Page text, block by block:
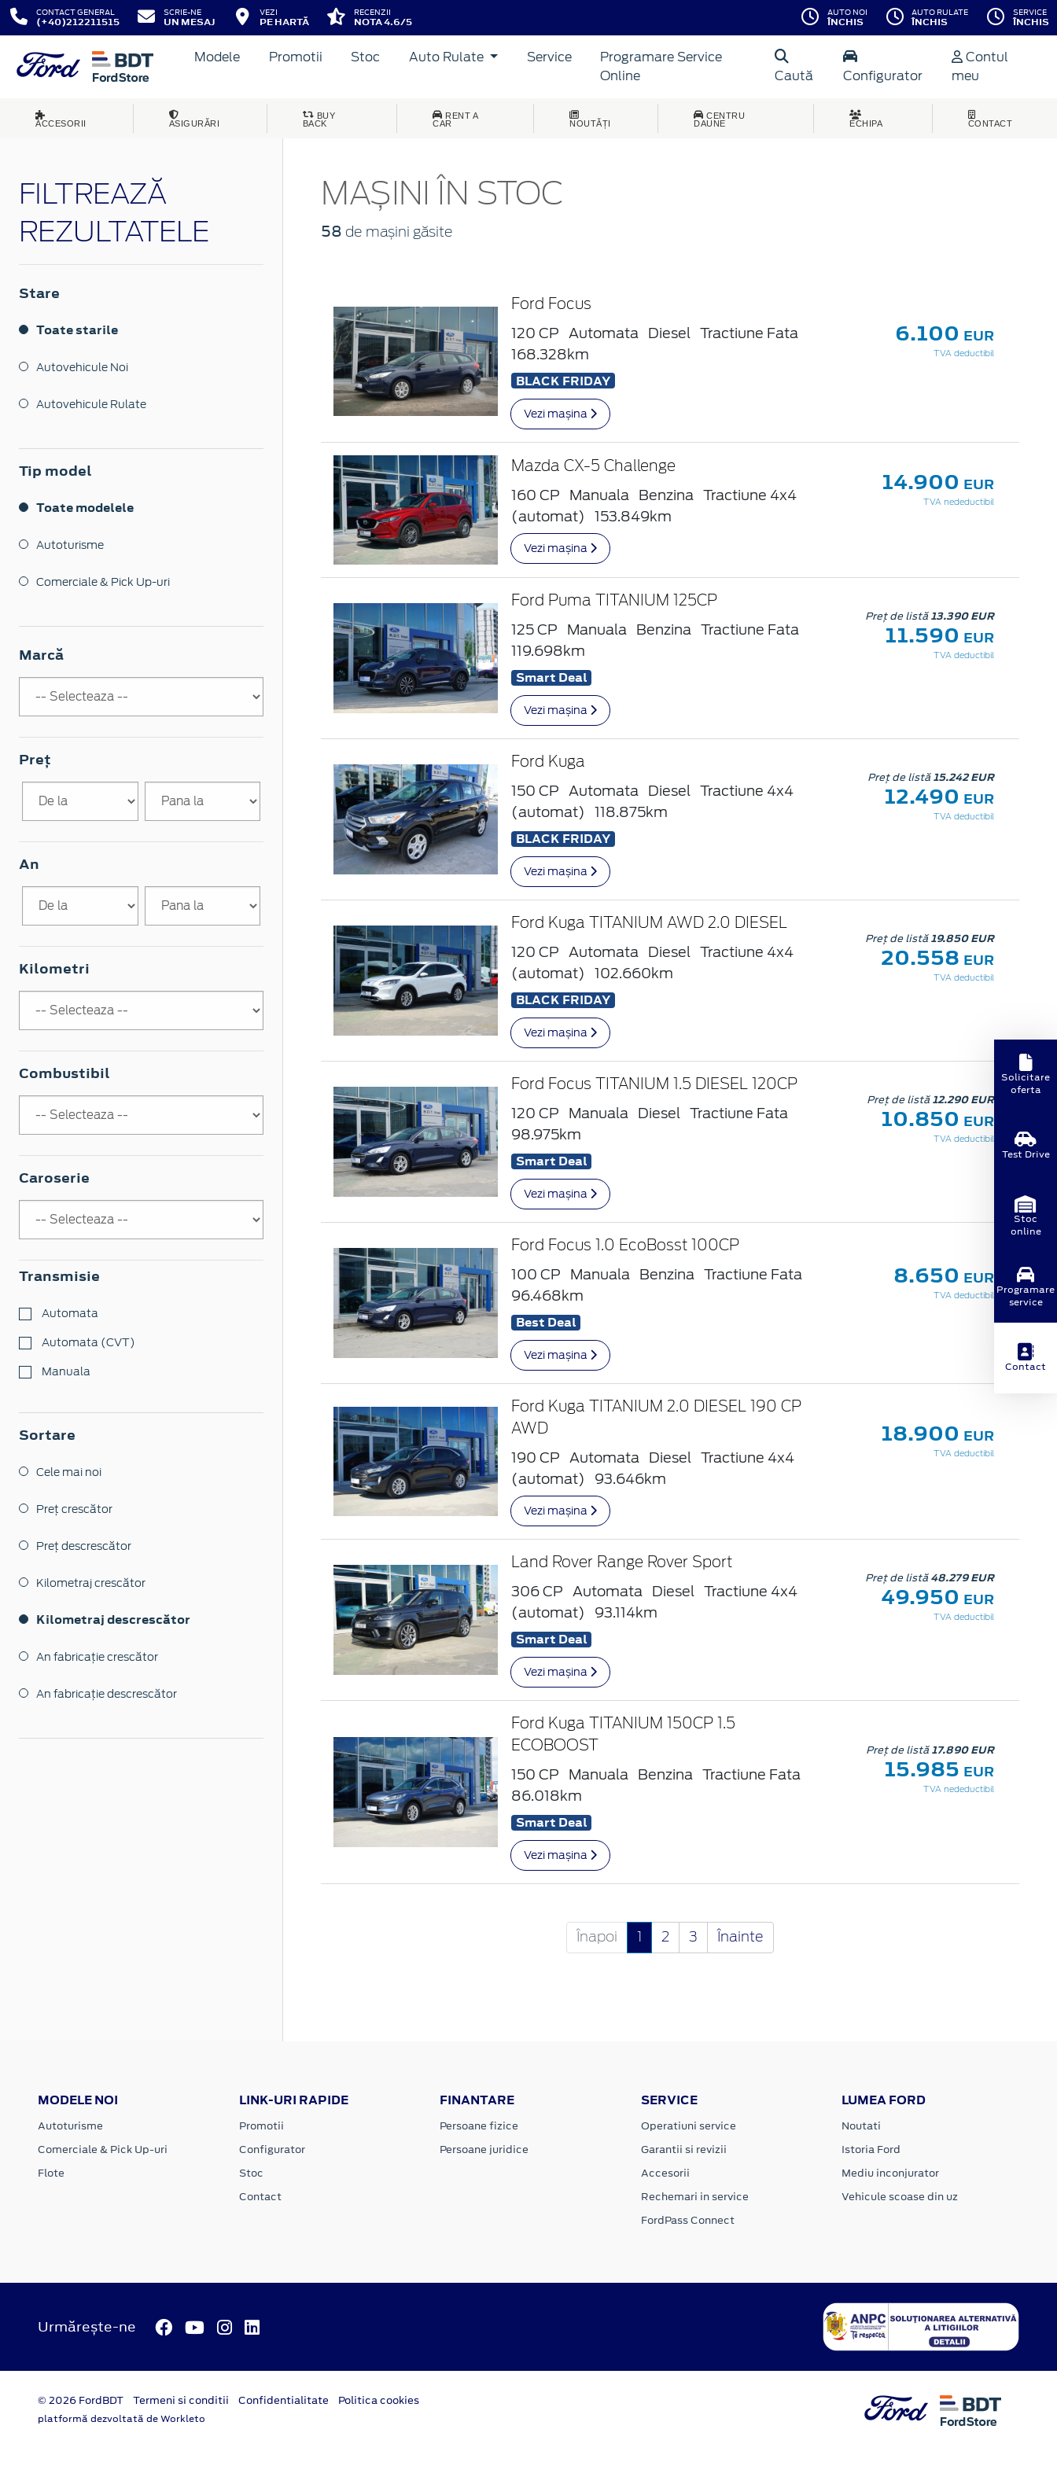
CONTACT GENERAL
(+40)212211515
SCRIE-NE
UN MESAJ
VEZI
PE HARTĂ
RECENZII
NOTA 4.6/5
AUTO NOI
ÎNCHIS
AUTO RULATE
ÎNCHIS
SERVICE
ÎNCHIS
Modele Promotii Stoc Auto Rulate Service
Programare Service
Online
Caută Configurator
Contul
meu
ACCESORII ASIGURĂRI
BUY
BACK
RENT A
CAR
NOUTĂȚI
CENTRU
DAUNE
ECHIPA CONTACT
FILTREAZĂ
REZULTATELE
Stare
Toate starile
Autovehicule Noi
Autovehicule Rulate
Tip model
Toate modelele
Autoturisme
Comerciale & Pick Up-uri
Marcă
Preț
An
Kilometri
Combustibil
Caroserie
Transmisie
Automata
Automata (CVT)
Manuala
Sortare
Cele mai noi
Preț crescător
Preț descrescător
Kilometraj crescător
Kilometraj descrescător
An fabricație crescător
An fabricație descrescător
MAȘINI ÎN STOC
58 de mașini găsite
Ford Focus
120 CP Automata Diesel
Tractiune Fata
168.328km
BLACK FRIDAY
6.100 EUR
TVA deductibil
Vezi mașina
Mazda CX-5 Challenge
160 CP Manuala Benzina
Tractiune 4x4
(automat)
153.849km
14.900 EUR
TVA nedeductibil
Vezi mașina
Ford Puma TITANIUM 125CP
125 CP Manuala Benzina
Tractiune Fata
119.698km
Smart Deal
Preț de listă13.390 EUR
11.590 EUR
TVA deductibil
Vezi mașina
Ford Kuga
150 CP Automata Diesel
Tractiune 4x4
(automat)
118.875km
BLACK FRIDAY
Preț de listă15.242 EUR
12.490 EUR
TVA deductibil
Vezi mașina
Ford Kuga TITANIUM AWD 2.0 DIESEL
120 CP Automata Diesel
Tractiune 4x4
(automat)
102.660km
BLACK FRIDAY
Preț de listă19.850 EUR
20.558 EUR
TVA deductibil
Vezi mașina
Ford Focus TITANIUM 1.5 DIESEL 120CP
120 CP Manuala Diesel
Tractiune Fata
98.975km
Smart Deal
Preț de listă12.290 EUR
10.850 EUR
TVA deductibil
Vezi mașina
Ford Focus 1.0 EcoBosst 100CP
100 CP Manuala Benzina
Tractiune Fata
96.468km
Best Deal
8.650 EUR
TVA deductibil
Vezi mașina
Ford Kuga TITANIUM 2.0 DIESEL 190 CP
AWD
190 CP Automata Diesel
Tractiune 4x4
(automat)
93.646km
18.900 EUR
TVA deductibil
Vezi mașina
Land Rover Range Rover Sport
306 CP Automata Diesel
Tractiune 4x4
(automat)
93.114km
Smart Deal
Preț de listă48.279 EUR
49.950 EUR
TVA deductibil
Vezi mașina
Ford Kuga TITANIUM 150CP 1.5
ECOBOOST
150 CP Manuala Benzina
Tractiune Fata
86.018km
Smart Deal
Preț de listă17.890 EUR
15.985 EUR
TVA nedeductibil
Vezi mașina
Înapoi 2 3 Înainte
MODELE NOI
Autoturisme
Comerciale & Pick Up-uri
Flote
LINK-URI RAPIDE
Promotii
Configurator
Stoc
Contact
FINANTARE
Persoane fizice
Persoane juridice
SERVICE
Operatiuni service
Garantii si revizii
Accesorii
Rechemari in service
FordPass Connect
LUMEA FORD
Noutati
Istoria Ford
Mediu inconjurator
Vehicule scoase din uz
Urmărește-ne
© 2026 FordBDT Termeni si conditii Confidentialitate Politica cookies
platformă dezvoltată de Workleto
Solicitare
oferta
Test Drive
Stoc
online
Programare
service
Contact